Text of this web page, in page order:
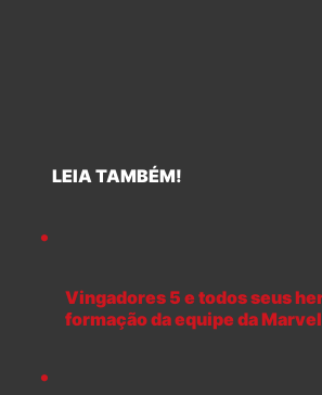
LEIA TAMBÉM!
Vingadores 5 e todos seus
formação da equipe da Marvel